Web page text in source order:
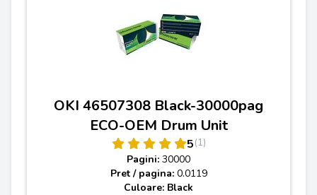
OKI 46507308 Black-30000pag
ECO-OEM Drum Unit
5(1)
Pagini: 30000
Pret / pagina: 0.0119
Culoare: Black